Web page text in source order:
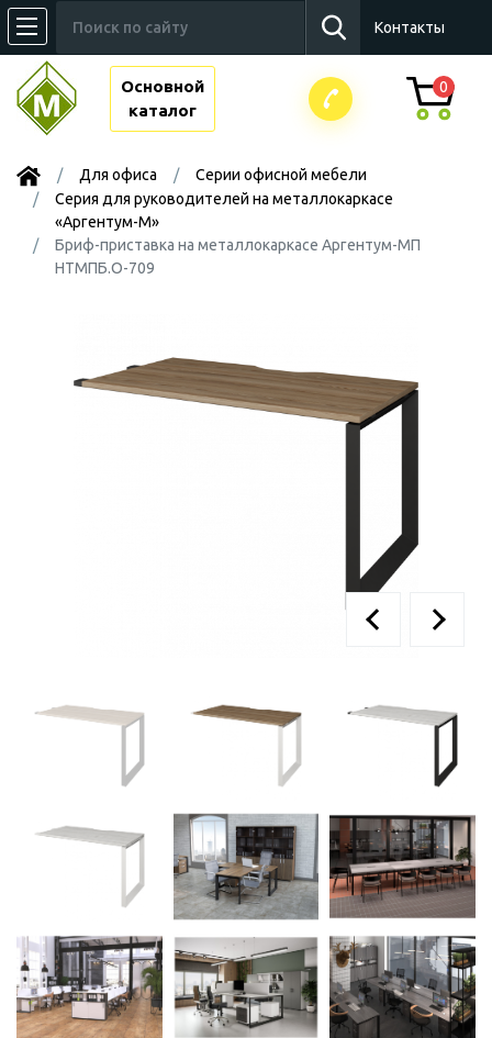
Контакты
Основной
каталог
0
Для офиса
Серии офисной мебели
Серия для руководителей на металлокаркасе
«Аргентум-М»
Бриф-приставка на металлокаркасе Аргентум-МП
НТМПБ.О-709